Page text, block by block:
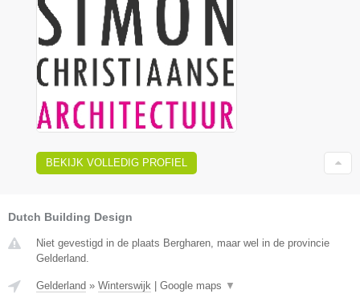
BEKIJK VOLLEDIG PROFIEL
Dutch Building Design
Niet gevestigd in de plaats Bergharen, maar wel in de provincie
Gelderland.
Gelderland » Winterswijk | Google maps ▼